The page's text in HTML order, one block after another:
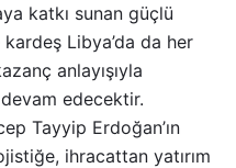
katkı sunan güçlü
Libya’da da her
anlayışıyla
edecektir.
Tayyip Erdoğan’ın
ihracattan yatırım